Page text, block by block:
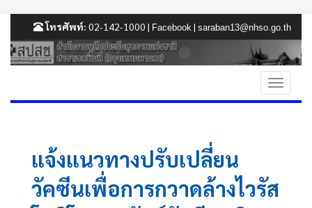
โทรศัพท์: 02-142-1000 | Facebook | saraban13@nhso.go.th
แจ้งแนวทางปรับเปลี่ยน
วัคซีนเพื่อการกวาดล้างไวรัส